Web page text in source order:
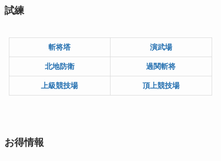
試練
斬将塔 演武場
北地防衛 過関斬将
上級競技場 頂上競技場
お得情報